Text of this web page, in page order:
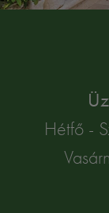
Hétfő -